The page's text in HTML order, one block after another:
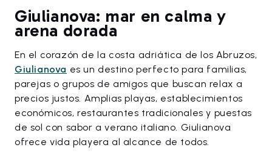
Giulianova: mar en calma y
arena dorada
En el corazón de la costa adriática de los Abruzos,
Giulianova es un destino perfecto para familias,
parejas o grupos de amigos que buscan relax a
precios justos. Amplias playas, establecimientos
económicos, restaurantes tradicionales y puestas
de sol con sabor a verano italiano. Giulianova
ofrece vida playera al alcance de todos.